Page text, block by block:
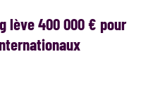
lève 400 000 € pour